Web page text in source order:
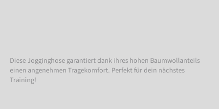
Diese Jogginghose garantiert dank ihres hohen Baumwollanteils
einen angenehmen Tragekomfort. Perfekt für dein nächstes
Training!